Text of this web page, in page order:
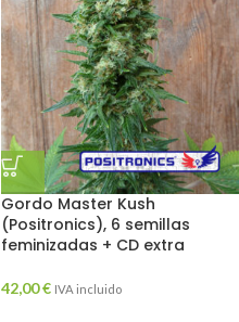
Gordo Master Kush
(Positronics), 6 semillas
feminizadas + CD extra
42,00€ IVA incluido